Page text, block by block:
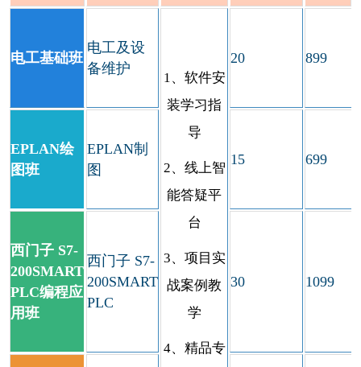
电工基础班
电工及设
备维护
1、软件安
装学习指
导
2、线上智
能答疑平
台
3、项目实
战案例教
学
4、精品专
20 899
EPLAN绘
图班
EPLAN制
图
15 699
西门子 S7-
200SMART
PLC编程应
用班
西门子 S7-
200SMART
PLC
30 1099